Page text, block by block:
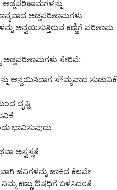
ಅಡ್ಡಪರಿಣಾಮಗಳು
ಅನ್ವಯಿಸುತ್ತಿರುವ ಕಣ್ಣಿಗೆ ಪರಿಣಾಮ
ಅಡ್ಡಪರಿಣಾಮಗಳು ಸೇರಿವೆ:
ಅನ್ವಯಿಸಿದಾಗ ಸೌಮ್ಯವಾದ ಸುಡುವಿಕೆ
ದೃಷ್ಟಿ
ಭಾವಿಸುವುದು
ಅಸ್ವಸ್ಥತೆ
ಹನಿಗಳನ್ನು ಹಾಕಿದ ಕೆಲವೇ
ಕಣ್ಣು ಔಷಧಿಗೆ ಬಳಸಿದಂತೆ